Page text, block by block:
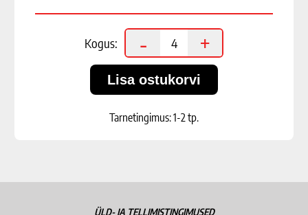
Kogus: - +
Tarnetingimus: 1-2 tp.
ÜLD- JA TELLIMISTINGIMUSED